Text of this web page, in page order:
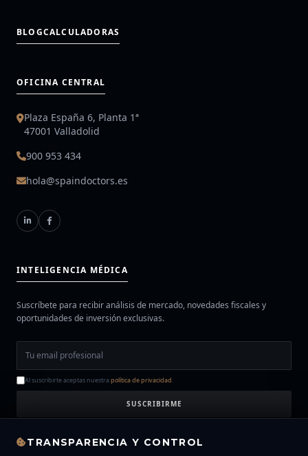
TRANSPARENCIA Y CONTROL
BLOGCALCULADORAS
OFICINA CENTRAL
Plaza España 6, Planta 1ª
47001 Valladolid
900 953 434
hola@spaindoctors.es
INTELIGENCIA MÉDICA
Suscríbete para recibir análisis de mercado, novedades fiscales y
oportunidades de inversión exclusivas.
Al suscribirte aceptas nuestrapolítica de privacidad.
SUSCRIBIRME